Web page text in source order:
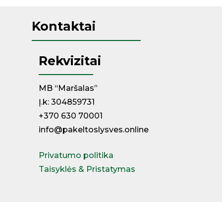
Kontaktai
Rekvizitai
MB “Maršalas”
Į.k: 304859731
+370 630 70001
info@pakeltoslysves.online
Privatumo politika
Taisyklės & Pristatymas